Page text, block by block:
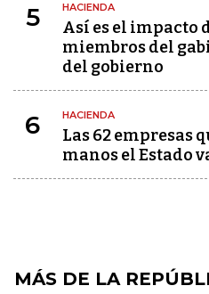
5 HACIENDA
Así es el impacto
miembros del
del gobierno
6 HACIENDA
Las 62 empresas
manos el Estado
MÁS DE LA